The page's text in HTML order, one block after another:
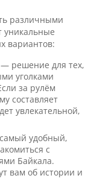
различными
уникальные
вариантов:
решение для тех,
уголками
за рулём
составляет
увлекательной,
удобный,
с
Байкала.
вам об истории и